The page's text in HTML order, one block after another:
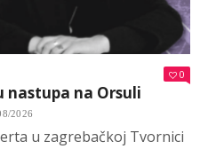
0
na Orsuli
2026
u zagrebačkoj Tvornici